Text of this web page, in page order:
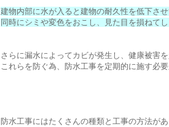
建物内部に水が入ると建物の耐久性を低下させ
同時にシミや変色をおこし、見た目を損ねてし
さらに漏水によってカビが発生し、健康被害
これらを防ぐ為、防水工事を定期的に施す必要
防水工事にはたくさんの種類と工事の方法があ